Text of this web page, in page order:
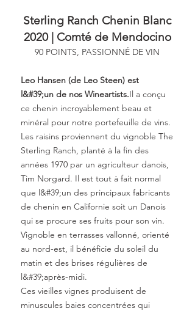
Sterling Ranch Chenin Blanc
2020 | Comté de Mendocino
90 POINTS, PASSIONNÉ DE VIN
Leo Hansen (de Leo Steen) est
l&#39;un de nos Wineartists.Il a conçu
ce chenin incroyablement beau et
minéral pour notre portefeuille de vins.
Les raisins proviennent du vignoble The
Sterling Ranch, planté à la fin des
années 1970 par un agriculteur danois,
Tim Norgard. Il est tout à fait normal
que l&#39;un des principaux fabricants
de chenin en Californie soit un Danois
qui se procure ses fruits pour son vin.
Vignoble en terrasses vallonné, orienté
au nord-est, il bénéficie du soleil du
matin et des brises régulières de
l&#39;après-midi.
Ces vieilles vignes produisent de
minuscules baies concentrées qui